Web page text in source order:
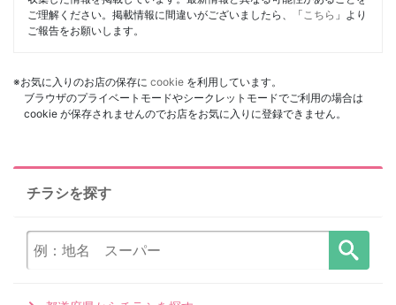
ご理解ください。掲載情報に間違いがございましたら、「 こちら 」より
ご報告をお願いします。
※お気に入りのお店の保存に cookie を利用しています。
ブラウザのプライベートモードやシークレットモードでご利用の場合は
cookie が保存されませんのでお店をお気に入りに登録できません。
チラシを探す